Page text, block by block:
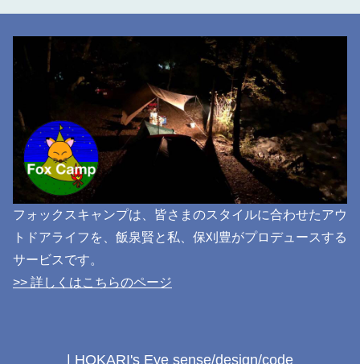
フォックスキャンプは、皆さまのスタイルに合わせたアウ
トドアライフを、飯泉賢と私、保刈豊がプロデュースする
サービスです。
>> 詳しくはこちらのページ
| HOKARI's Eye sense/design/code